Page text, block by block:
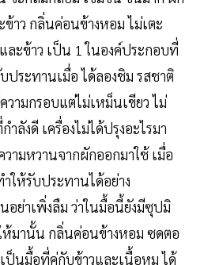
าว กลิ่นค่อนข้างหอม ไม่เตะ
ะข้าว เป็น 1 ในองค์ประกอบที่
ประทานเมื่อ ได้ลองชิม รสชาติ
ามกรอบแต่ไม่เหม็นเขียว ไม่
ลังดี เครื่องไม่ได้ปรุงอะไรมา
ามหวานจากผักออกมาใช้ เมื่อ
ให้รับประทานได้อย่าง
ย่าเพิ่งลืม ว่าในมื้อนี้ยังมีซุปมิ
ห้มานั้น กลิ่นค่อนข้างหอม ซดตอ
ป็นมื้อที่คู่กับข้าวและเนื้อหมู ได้